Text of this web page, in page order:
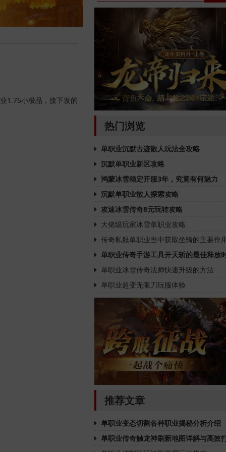
1.76小极品，接下发的
热门浏览
单职业沉默古迹散人玩法全攻略
沉默单职业新区攻略
鸿蒙冰雪稳定开服3年，究竟有何魅力
沉默单职业散人探索攻略
攻速冰雪传奇8元玩转攻略
大佬级玩家冰雪单职业攻略
传奇私服单职业当中获取坐骑的主要作
单职业传奇手游工具开天斩的最佳释放
单职业冰雪传奇法师快速升级的方法
单职业超变无限刀玩服体验
推荐文章
单职业变态切割各种职业揭秘分析介绍
单职业传奇触龙神刷新地图详解与高效